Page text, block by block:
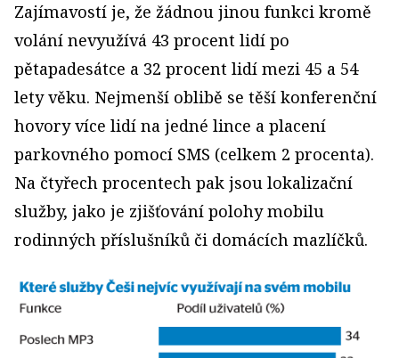
Zajímavostí je, že žádnou jinou funkci kromě
volání nevyužívá 43 procent lidí po
pětapadesátce a 32 procent lidí mezi 45 a 54
lety věku. Nejmenší oblibě se těší konferenční
hovory více lidí na jedné lince a placení
parkovného pomocí SMS (celkem 2 procenta).
Na čtyřech procentech pak jsou lokalizační
služby, jako je zjišťování polohy mobilu
rodinných příslušníků či domácích mazlíčků.